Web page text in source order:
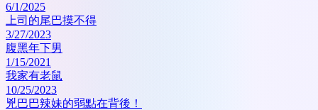
6/1/2025
上司的尾巴摸不得
3/27/2023
腹黑年下男
1/15/2021
我家有老鼠
10/25/2023
兇巴巴辣妹的弱點在背後！